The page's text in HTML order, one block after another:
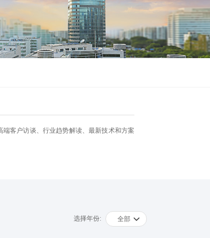
端客户访谈、行业趋势解读、最新技术和方案
选择年份: 全部